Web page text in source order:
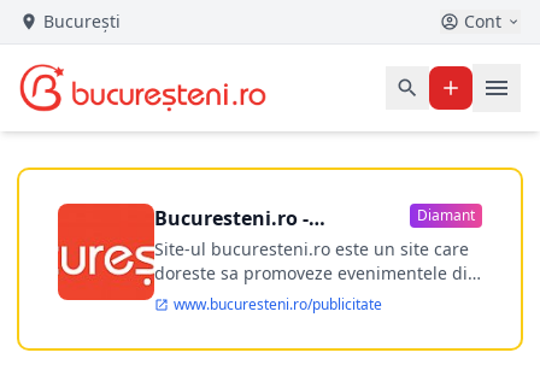
București Cont
Bucuresteni.ro -
publicitate online
Diamant
Site-ul bucuresteni.ro este un site care
doreste sa promoveze evenimentele din
Bucuresti si nu numai, sa puna la
dispozitia utilizatorului cea mai
performanta harta electronica a
www.bucuresteni.ro/publicitate